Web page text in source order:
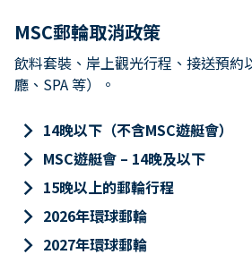
MSC郵輪取消政策
飲料套裝、岸上觀光行程、接送預約
廳、SPA 等）。
keyboard_arrow_right 14晚以下（不含MSC遊艇會）
keyboard_arrow_right MSC遊艇會 – 14晚及以下
keyboard_arrow_right 15晚以上的郵輪行程
keyboard_arrow_right 2026年環球郵輪
keyboard_arrow_right 2027年環球郵輪